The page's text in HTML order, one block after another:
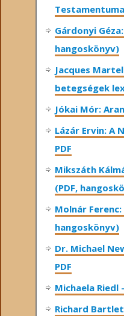
Testamentuma
Gárdonyi
hangoskönyv)
Jacques
betegségek
Jókai Mór:
Lázár Ervin: A
PDF
Mikszáth
(PDF,
Molnár
hangoskönyv)
Dr. Michael
PDF
Michaela Riedl
Richard